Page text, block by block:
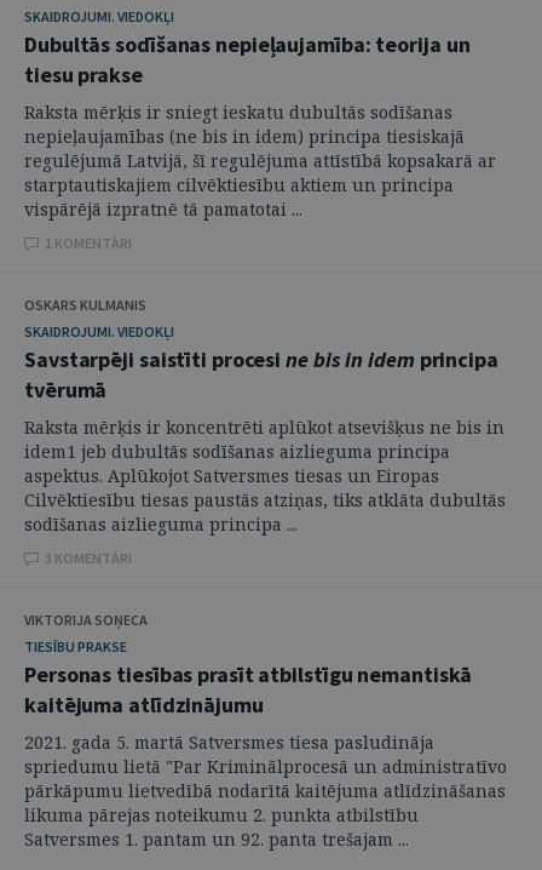
SKAIDROJUMI. VIEDOKĻI
Dubultās sodīšanas nepieļaujamība: teorija un
tiesu prakse
Raksta mērķis ir sniegt ieskatu dubultās sodīšanas
nepieļaujamības (ne bis in idem) principa tiesiskajā
regulējumā Latvijā, šī regulējuma attīstībā kopsakarā ar
starptautiskajiem cilvēktiesību aktiem un principa
vispārējā izpratnē tā pamatotai ...
1 KOMENTĀRI
OSKARS KULMANIS
SKAIDROJUMI. VIEDOKĻI
Savstarpēji saistīti procesine bis in idem principa
tvērumā
Raksta mērķis ir koncentrēti aplūkot atsevišķus ne bis in
idem1 jeb dubultās sodīšanas aizlieguma principa
aspektus. Aplūkojot Satversmes tiesas un Eiropas
Cilvēktiesību tiesas paustās atziņas, tiks atklāta dubultās
sodīšanas aizlieguma principa ...
3 KOMENTĀRI
VIKTORIJA SOŅECA
TIESĪBU PRAKSE
Personas tiesības prasīt atbilstīgu nemantiskā
kaitējuma atlīdzinājumu
2021. gada 5. martā Satversmes tiesa pasludināja
spriedumu lietā "Par Kriminālprocesā un administratīvo
pārkāpumu lietvedībā nodarītā kaitējuma atlīdzināšanas
likuma pārejas noteikumu 2. punkta atbilstību
Satversmes 1. pantam un 92. panta trešajam ...